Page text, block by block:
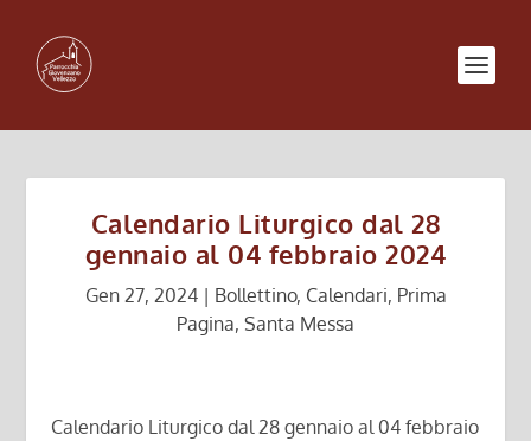
Calendario Liturgico dal 28
gennaio al 04 febbraio 2024
Gen 27, 2024| Bollettino, Calendari, Prima
Pagina, Santa Messa
Calendario Liturgico dal 28 gennaio al 04 febbraio